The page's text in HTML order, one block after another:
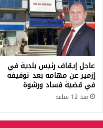
عاجل إيقاف رئيس بلدية في
إزمير عن مهامه بعد توقيفه
في قضية فساد ورشوة
منذ 12 ساعة